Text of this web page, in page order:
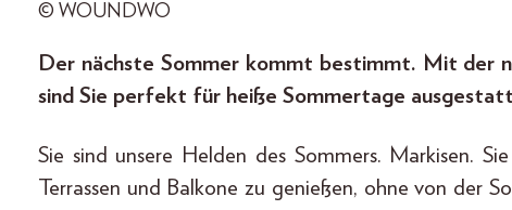
© WOUNDWO
Der nächste Sommer kommt bestimmt. Mit der
sind Sie perfekt für heiße Sommertage
Sie sind unsere Helden des Sommers. Markisen.
Terrassen und Balkone zu genießen, ohne von der